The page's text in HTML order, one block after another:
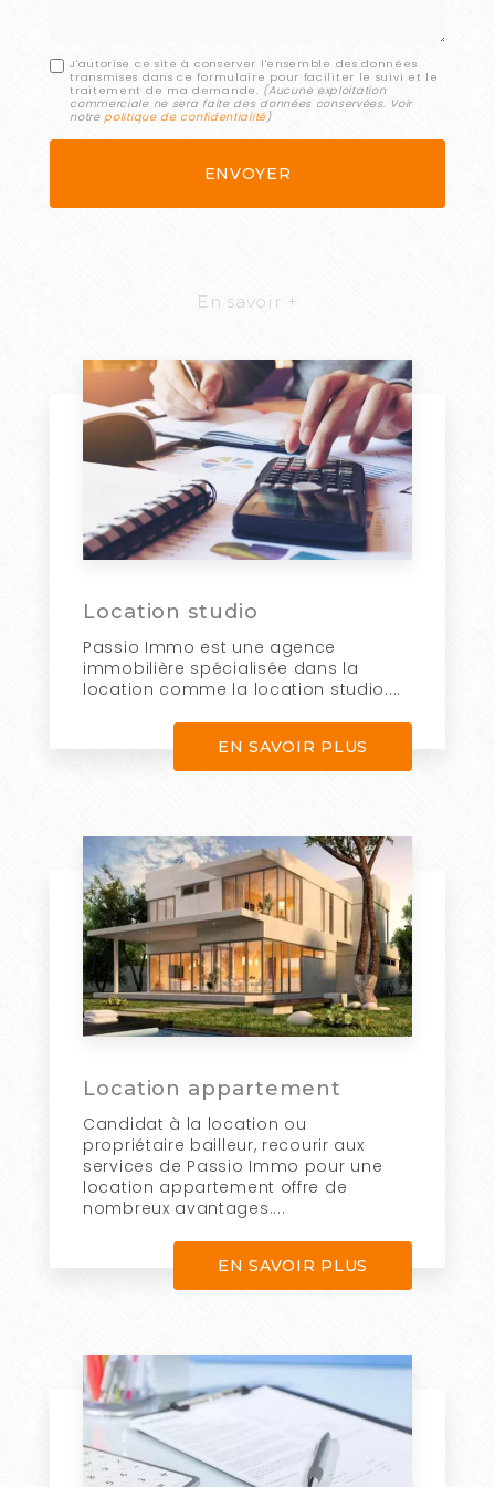
J'autorise ce site à conserver l'ensemble des données
transmises dans ce formulaire pour faciliter le suivi et le
traitement de ma demande. (Aucune exploitation
commerciale ne sera faite des données conservées. Voir
notrepolitique de confidentialité)
En savoir +
Location studio
Passio Immo est une agence
immobilière spécialisée dans la
location comme la location studio....
EN SAVOIR PLUS
Location appartement
Candidat à la location ou
propriétaire bailleur, recourir aux
services de Passio Immo pour une
location appartement offre de
nombreux avantages....
EN SAVOIR PLUS